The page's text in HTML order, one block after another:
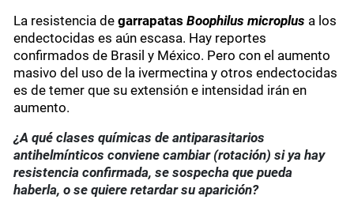
La resistencia degarrapatasBoophilus microplus a los
endectocidas es aún escasa. Hay reportes
confirmados de Brasil y México. Pero con el aumento
masivo del uso de la ivermectina y otros endectocidas
es de temer que su extensión e intensidad irán en
aumento.
¿A qué clases químicas de antiparasitarios
antihelmínticos conviene cambiar (rotación) si ya hay
resistencia confirmada, se sospecha que pueda
haberla, o se quiere retardar su aparición?